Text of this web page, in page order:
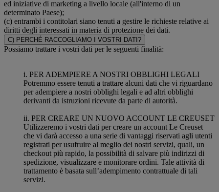
ed iniziative di marketing a livello locale (all'interno di un
determinato Paese);
(c) entrambi i contitolari siano tenuti a gestire le richieste relative ai
diritti degli interessati in materia di protezione dei dati.
C) PERCHÉ RACCOGLIAMO I VOSTRI DATI?
Possiamo trattare i vostri dati per le seguenti finalità:
i. PER ADEMPIERE A NOSTRI OBBLIGHI LEGALI
Potremmo essere tenuti a trattare alcuni dati che vi riguardano
per adempiere a nostri obblighi legali e ad altri obblighi
derivanti da istruzioni ricevute da parte di autorità.
ii. PER CREARE UN NUOVO ACCOUNT LE CREUSET
Utilizzeremo i vostri dati per creare un account Le Creuset
che vi darà accesso a una serie di vantaggi riservati agli utenti
registrati per usufruire al meglio dei nostri servizi, quali, un
checkout più rapido, la possibilità di salvare più indirizzi di
spedizione, visualizzare e monitorare ordini. Tale attività di
trattamento è basata sull’adempimento contrattuale di tali
servizi.